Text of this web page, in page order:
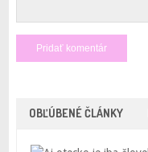
OBĽÚBENÉ ČLÁNKY